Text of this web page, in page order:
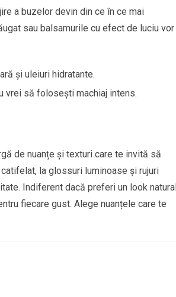
a buzelor devin din ce în ce mai
sau balsamurile cu efect de luciu
și uleiuri hidratante.
vrei să folosești machiaj intens.
de nuanțe și texturi care te invită să
la glossuri luminoase și rujuri
Indiferent dacă preferi un look
fiecare gust. Alege nuanțele care te